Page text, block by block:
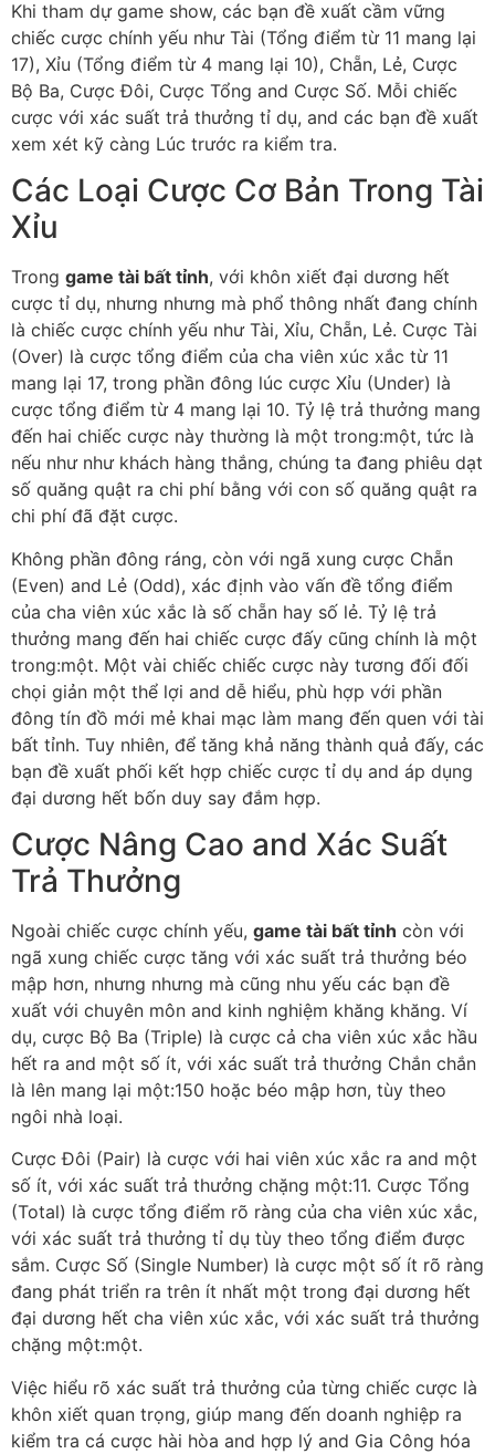
Khi tham dự game show, các bạn đề xuất cầm vững
chiếc cược chính yếu như Tài (Tổng điểm từ 11 mang lại
17), Xỉu (Tổng điểm từ 4 mang lại 10), Chẵn, Lẻ, Cược
Bộ Ba, Cược Đôi, Cược Tổng and Cược Số. Mỗi chiếc
cược với xác suất trả thưởng tỉ dụ, and các bạn đề xuất
xem xét kỹ càng Lúc trước ra kiểm tra.
Các Loại Cược Cơ Bản Trong Tài
Xỉu
Trong game tài bất tỉnh, với khôn xiết đại dương hết
cược tỉ dụ, nhưng nhưng mà phổ thông nhất đang chính
là chiếc cược chính yếu như Tài, Xỉu, Chẵn, Lẻ. Cược Tài
(Over) là cược tổng điểm của cha viên xúc xắc từ 11
mang lại 17, trong phần đông lúc cược Xỉu (Under) là
cược tổng điểm từ 4 mang lại 10. Tỷ lệ trả thưởng mang
đến hai chiếc cược này thường là một trong:một, tức là
nếu như như khách hàng thắng, chúng ta đang phiêu dạt
số quăng quật ra chi phí bằng với con số quăng quật ra
chi phí đã đặt cược.
Không phần đông ráng, còn với ngã xung cược Chẵn
(Even) and Lẻ (Odd), xác định vào vấn đề tổng điểm
của cha viên xúc xắc là số chẵn hay số lẻ. Tỷ lệ trả
thưởng mang đến hai chiếc cược đấy cũng chính là một
trong:một. Một vài chiếc chiếc cược này tương đối đối
chọi giản một thể lợi and dễ hiểu, phù hợp với phần
đông tín đồ mới mẻ khai mạc làm mang đến quen với tài
bất tỉnh. Tuy nhiên, để tăng khả năng thành quả đấy, các
bạn đề xuất phối kết hợp chiếc cược tỉ dụ and áp dụng
đại dương hết bốn duy say đắm hợp.
Cược Nâng Cao and Xác Suất
Trả Thưởng
Ngoài chiếc cược chính yếu, game tài bất tỉnh còn với
ngã xung chiếc cược tăng với xác suất trả thưởng béo
mập hơn, nhưng nhưng mà cũng nhu yếu các bạn đề
xuất với chuyên môn and kinh nghiệm khăng khăng. Ví
dụ, cược Bộ Ba (Triple) là cược cả cha viên xúc xắc hầu
hết ra and một số ít, với xác suất trả thưởng Chắn chắn
là lên mang lại một:150 hoặc béo mập hơn, tùy theo
ngôi nhà loại.
Cược Đôi (Pair) là cược với hai viên xúc xắc ra and một
số ít, với xác suất trả thưởng chặng một:11. Cược Tổng
(Total) là cược tổng điểm rõ ràng của cha viên xúc xắc,
với xác suất trả thưởng tỉ dụ tùy theo tổng điểm được
sắm. Cược Số (Single Number) là cược một số ít rõ ràng
đang phát triển ra trên ít nhất một trong đại dương hết
đại dương hết cha viên xúc xắc, với xác suất trả thưởng
chặng một:một.
Việc hiểu rõ xác suất trả thưởng của từng chiếc cược là
khôn xiết quan trọng, giúp mang đến doanh nghiệp ra
kiểm tra cá cược hài hòa and hợp lý and Gia Công hóa